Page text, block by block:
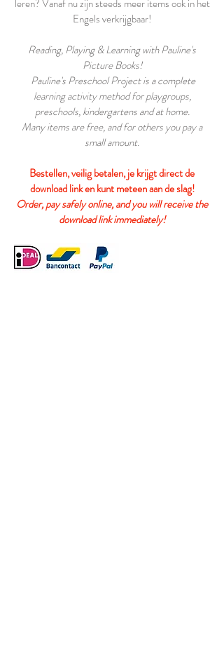
leren? Vanaf nu zijn steeds meer items ook in het
Engels verkrijgbaar!
Reading, Playing & Learning with Pauline's
Picture Books!
Pauline's Preschool Project is a complete
learning activity method for playgroups,
preschools, kindergartens and at home.
Many items are free, and for others you pay a
small amount.
Bestellen, veilig betalen, je krijgt direct de
download link en kunt meteen aan de slag!
Order, pay safely online, and you will receive the
download link immediately!